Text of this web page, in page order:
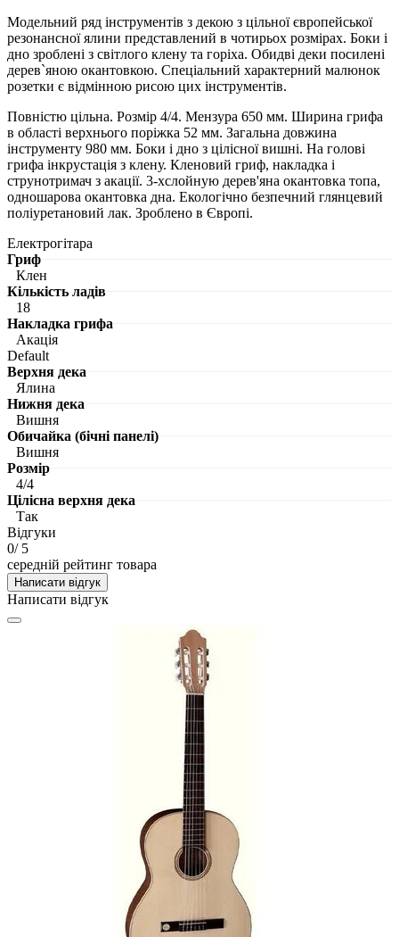
Модельний ряд інструментів з декою з цільної європейської
резонансної ялини представлений в чотирьох розмірах. Боки і
дно зроблені з світлого клену та горіха. Обидві деки посилені
дерев`яною окантовкою. Спеціальний характерний малюнок
розетки є відмінною рисою цих інструментів.
Повністю цільна. Розмір 4/4. Мензура 650 мм. Ширина грифа
в області верхнього поріжка 52 мм. Загальна довжина
інструменту 980 мм. Боки і дно з цілісної вишні. На голові
грифа інкрустація з клену. Кленовий гриф, накладка і
струнотримач з акації. 3-хслойную дерев'яна окантовка топа,
одношарова окантовка дна. Екологічно безпечний глянцевий
поліуретановий лак. Зроблено в Європі.
Електрогітара
Гриф
Клен
Кількість ладів
18
Накладка грифа
Акація
Default
Верхня дека
Ялина
Нижня дека
Вишня
Обичайка (бічні панелі)
Вишня
Розмір
4/4
Цілісна верхня дека
Так
Відгуки
0/ 5
середній рейтинг товара
Написати відгук
Написати відгук